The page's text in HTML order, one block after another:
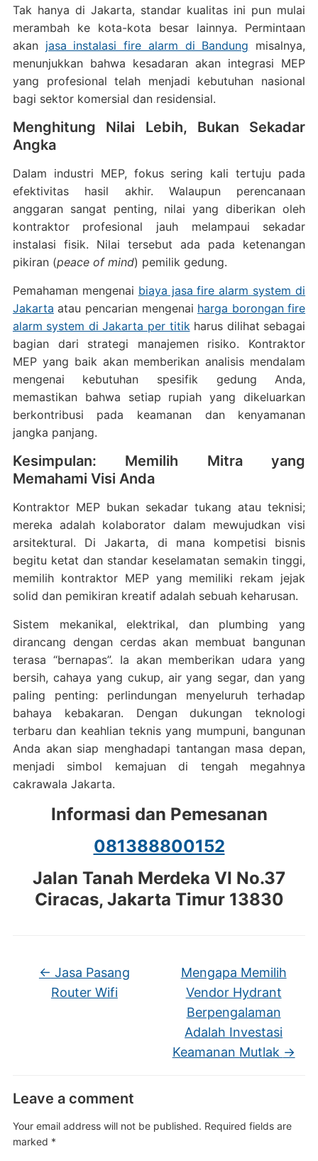
Tak hanya di Jakarta, standar kualitas ini pun mulai
merambah ke kota-kota besar lainnya. Permintaan
akan jasa instalasi fire alarm di Bandung misalnya,
menunjukkan bahwa kesadaran akan integrasi MEP
yang profesional telah menjadi kebutuhan nasional
bagi sektor komersial dan residensial.
Menghitung Nilai Lebih, Bukan Sekadar
Angka
Dalam industri MEP, fokus sering kali tertuju pada
efektivitas hasil akhir. Walaupun perencanaan
anggaran sangat penting, nilai yang diberikan oleh
kontraktor profesional jauh melampaui sekadar
instalasi fisik. Nilai tersebut ada pada ketenangan
pikiran (peace of mind) pemilik gedung.
Pemahaman mengenai biaya jasa fire alarm system di
Jakarta atau pencarian mengenai harga borongan fire
alarm system di Jakarta per titikharus dilihat sebagai
bagian dari strategi manajemen risiko. Kontraktor
MEP yang baik akan memberikan analisis mendalam
mengenai kebutuhan spesifik gedung Anda,
memastikan bahwa setiap rupiah yang dikeluarkan
berkontribusi pada keamanan dan kenyamanan
jangka panjang.
Kesimpulan: Memilih Mitra yang
Memahami Visi Anda
Kontraktor MEP bukan sekadar tukang atau teknisi;
mereka adalah kolaborator dalam mewujudkan visi
arsitektural. Di Jakarta, di mana kompetisi bisnis
begitu ketat dan standar keselamatan semakin tinggi,
memilih kontraktor MEP yang memiliki rekam jejak
solid dan pemikiran kreatif adalah sebuah keharusan.
Sistem mekanikal, elektrikal, dan plumbing yang
dirancang dengan cerdas akan membuat bangunan
terasa “bernapas”. Ia akan memberikan udara yang
bersih, cahaya yang cukup, air yang segar, dan yang
paling penting: perlindungan menyeluruh terhadap
bahaya kebakaran. Dengan dukungan teknologi
terbaru dan keahlian teknis yang mumpuni, bangunan
Anda akan siap menghadapi tantangan masa depan,
menjadi simbol kemajuan di tengah megahnya
cakrawala Jakarta.
Informasi dan Pemesanan
081388800152
Jalan Tanah Merdeka VI No.37
Ciracas, Jakarta Timur 13830
← Jasa Pasang
Router Wifi
Mengapa Memilih
Vendor Hydrant
Berpengalaman
Adalah Investasi
Keamanan Mutlak →
Leave a comment
Your email address will not be published. Required fields are
marked *